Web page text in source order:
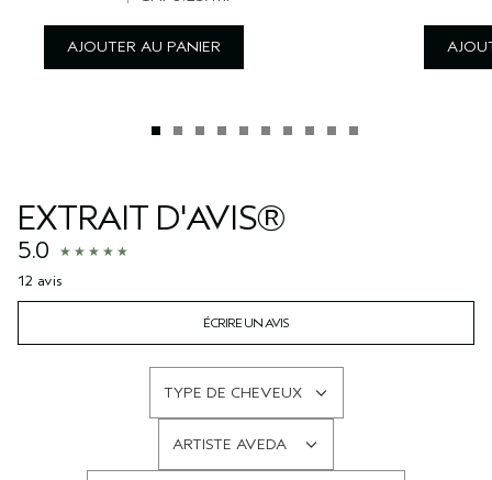
AJOUTER AU PANIER
EXTRAIT D'AVIS®
5.0
12 avis
ÉCRIRE UN AVIS
TYPE DE CHEVEUX
FRANÇAIS
ARTISTE AVEDA
FRANÇAIS